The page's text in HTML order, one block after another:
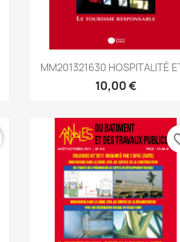
Aperçu rapide
MM201321630 HOSPITALITÉ
10,00 €